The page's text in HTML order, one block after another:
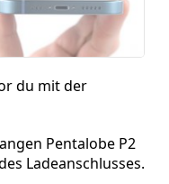
du mit der
Pentalobe P2
Ladeanschlusses.